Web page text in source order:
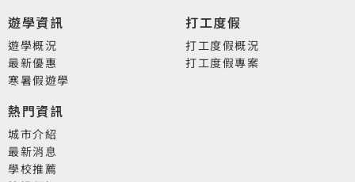
遊學資訊
遊學概況
最新優惠
寒暑假遊學
打工度假
打工度假概況
打工度假專案
熱門資訊
城市介紹
最新消息
學校推薦